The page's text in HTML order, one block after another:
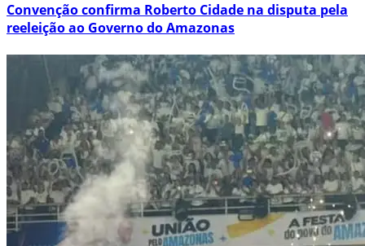
Convenção confirma Roberto Cidade na disputa pela
reeleição ao Governo do Amazonas